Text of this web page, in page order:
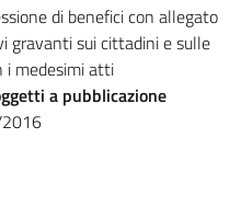
di benefici con allegato
gravanti sui cittadini e sulle
i medesimi atti
a pubblicazione